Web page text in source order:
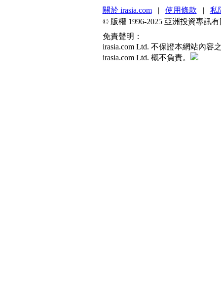
關於 irasia.com| 使用條款 | 私
© 版權 1996-2025 亞洲投資專訊
免責聲明：
irasia.com Ltd. 不保證本網站內
irasia.com Ltd. 概不負責。